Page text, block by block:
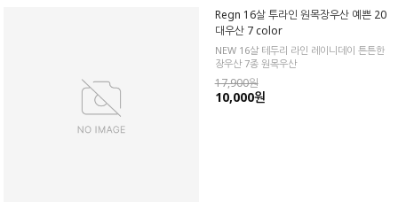
Regn 16살 투라인 원목장우산 예쁜 20
대우산 7 color
NEW 16살 테두리 라인 레이니데이 튼튼한
장우산 7종 원목우산
17,900원
10,000원